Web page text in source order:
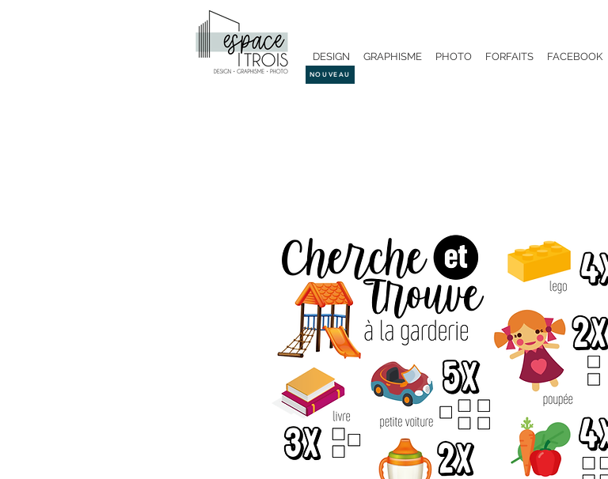
DESIGN GRAPHISME PHOTO FORFAITS FACEBOOK
NOUVEAU